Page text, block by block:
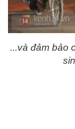
...và đảm bảo